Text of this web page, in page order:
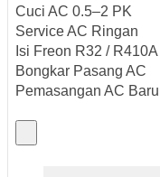
Cuci AC 0.5–2 PK
Service AC Ringan
Isi Freon R32 / R410A
Bongkar Pasang AC
Pemasangan AC Baru